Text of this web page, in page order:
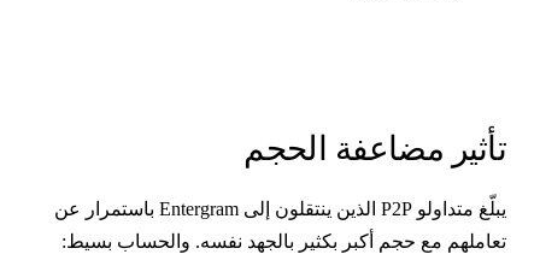
مضاعفة الحجم
يبلّغ متداولو P2P الذين ينتقلون إلى Entergram باستمرار عن
مع حجم أكبر بكثير بالجهد نفسه. والحساب بسيط: